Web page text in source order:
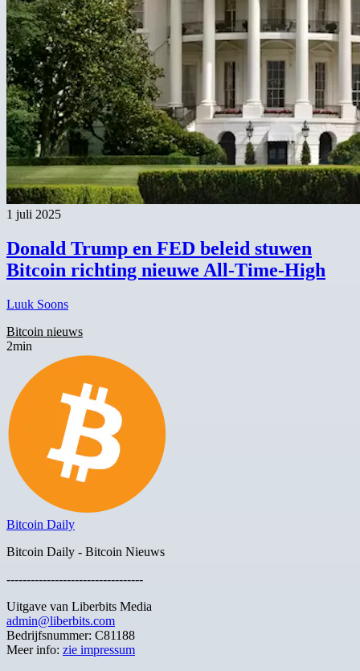
1 juli 2025
Donald Trump en FED beleid stuwen
Bitcoin richting nieuwe All-Time-High
Luuk Soons
Bitcoin nieuws
2min
Bitcoin Daily
Bitcoin Daily - Bitcoin Nieuws
----------------------------------
Uitgave van Liberbits Media
admin@liberbits.com
Bedrijfsnummer: C81188
Meer info: zie impressum